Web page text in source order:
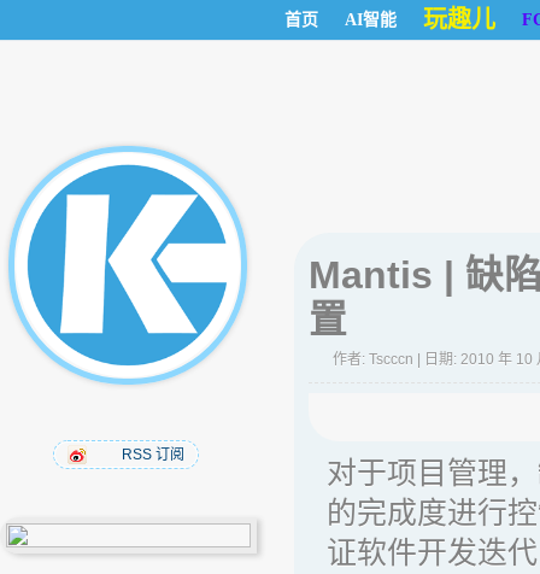
首页 AI智能 玩趣儿
RSS 订阅
Mantis | 缺
置
作者: Tscccn | 日期: 2010 年
对于项目管理
的完成度进行
证软件开发迭